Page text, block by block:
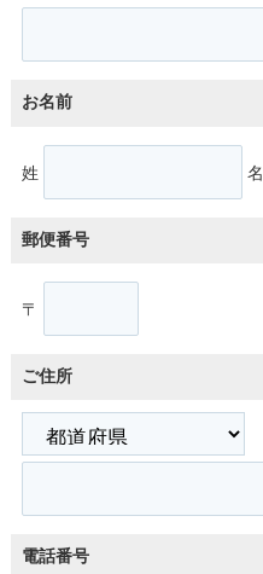
お名前
姓 名
郵便番号
〒
ご住所
電話番号